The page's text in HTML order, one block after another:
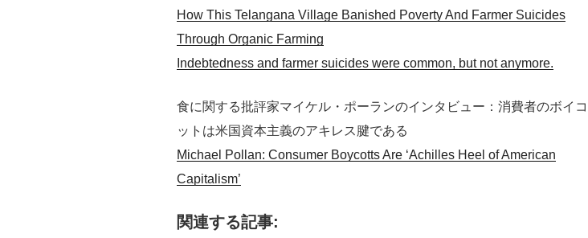
How This Telangana Village Banished Poverty And Farmer Suicides
Through Organic Farming
Indebtedness and farmer suicides were common, but not anymore.
食に関する批評家マイケル・ポーランのインタビュー：消費者のボイコ
ットは米国資本主義のアキレス腱である
Michael Pollan: Consumer Boycotts Are ‘Achilles Heel of American
Capitalism’
関連する記事: